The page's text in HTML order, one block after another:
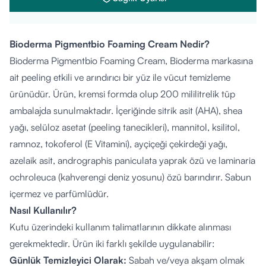
Bioderma Pigmentbio Foaming Cream Nedir?
Bioderma Pigmentbio Foaming Cream, Bioderma markasına
ait peeling etkili ve arındırıcı bir yüz ile vücut temizleme
ürünüdür. Ürün, kremsi formda olup 200 mililitrelik tüp
ambalajda sunulmaktadır. İçeriğinde sitrik asit (AHA), shea
yağı, selüloz asetat (peeling tanecikleri), mannitol, ksilitol,
ramnoz, tokoferol (E Vitamini), ayçiçeği çekirdeği yağı,
azelaik asit, andrographis paniculata yaprak özü ve laminaria
ochroleuca (kahverengi deniz yosunu) özü barındırır. Sabun
içermez ve parfümlüdür.
Nasıl Kullanılır?
Kutu üzerindeki kullanım talimatlarının dikkate alınması
gerekmektedir. Ürün iki farklı şekilde uygulanabilir:
Günlük Temizleyici Olarak: Sabah ve/veya akşam olmak